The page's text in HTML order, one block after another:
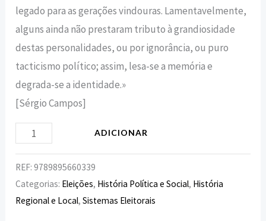
legado para as gerações vindouras. Lamentavelmente,
alguns ainda não prestaram tributo à grandiosidade
destas personalidades, ou por ignorância, ou puro
tacticismo político; assim, lesa-se a memória e
degrada-se a identidade.»
[Sérgio Campos]
ADICIONAR
REF:9789895660339
Categorias: Eleições, História Política e Social, História
Regional e Local,Sistemas Eleitorais